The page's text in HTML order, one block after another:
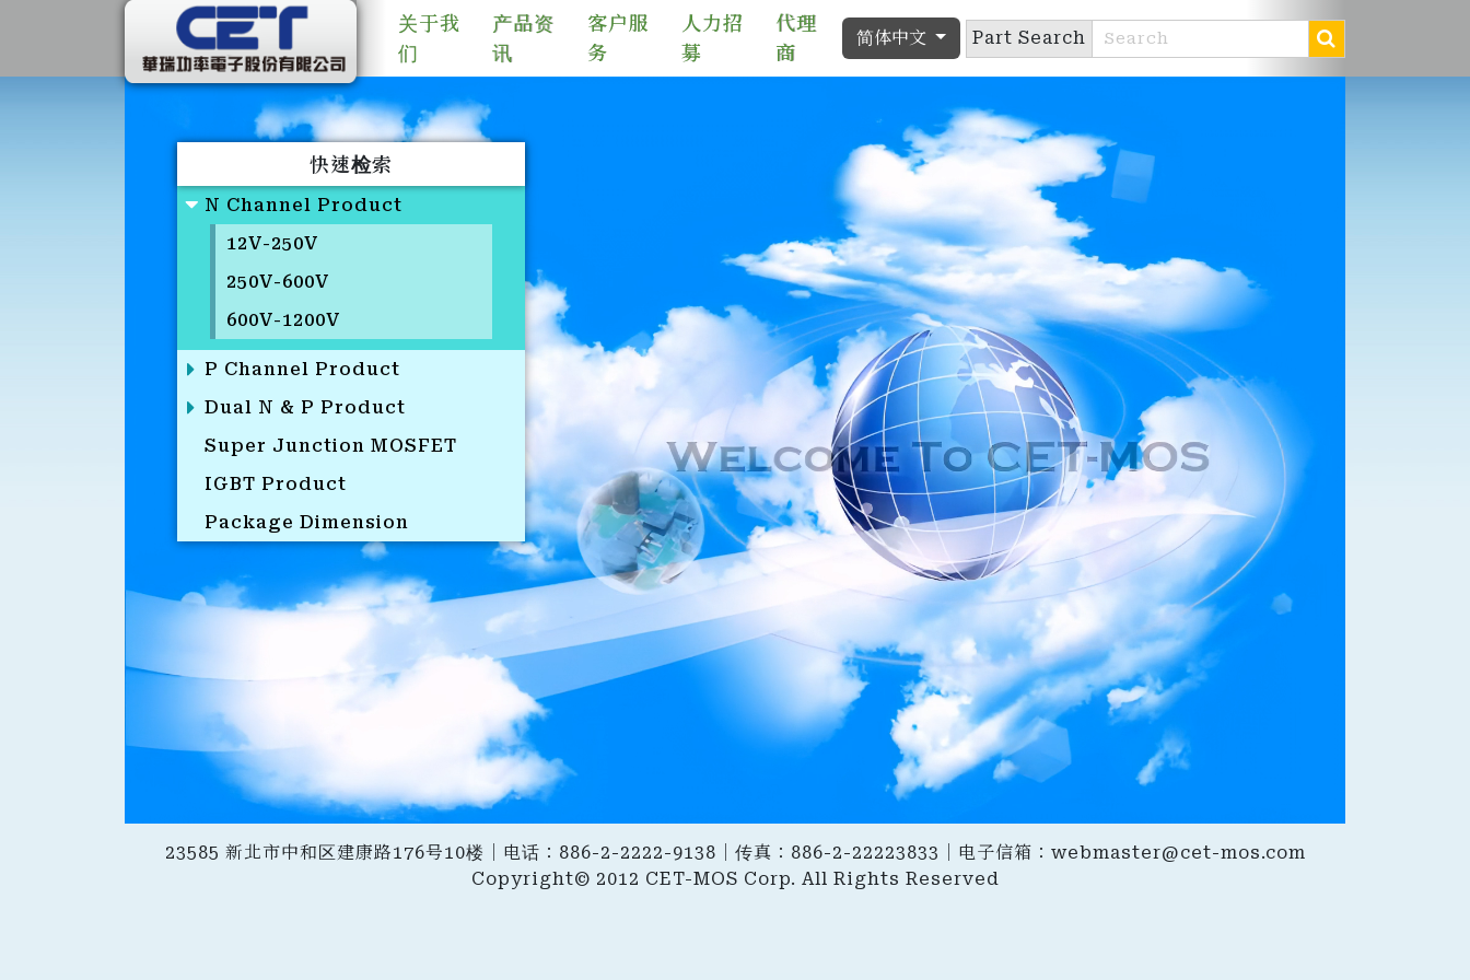
关于我
们
产品资
讯
客户服
务
人力招
募
代理
商
简体中文 Part Search
快速检索
N Channel Product
12V-250V
250V-600V
600V-1200V
P Channel Product
Dual N & P Product
Super Junction MOSFET
IGBT Product
Package Dimension
23585 新北市中和区建康路176号10楼｜电话：886-2-2222-9138｜传真：886-2-22223833｜电子信箱： webmaster@cet-mos.com
Copyright© 2012 CET-MOS Corp. All Rights Reserved